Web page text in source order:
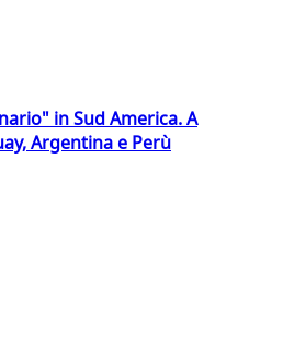
in Sud America. A
Argentina e Perù